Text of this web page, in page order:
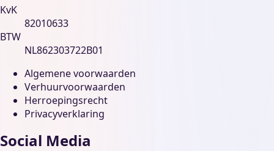
KvK
82010633
BTW
NL862303722B01
Algemene voorwaarden
Verhuurvoorwaarden
Herroepingsrecht
Privacyverklaring
Social Media